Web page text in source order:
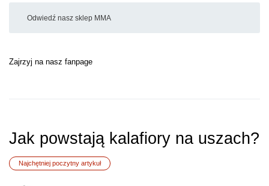
Odwiedź nasz sklep MMA
Zajrzyj na nasz fanpage
Jak powstają kalafiory na uszach?
Najchętniej poczytny artykuł